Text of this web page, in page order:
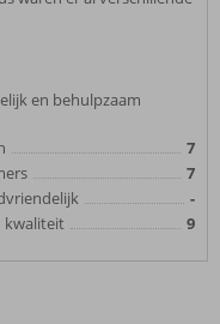
en behulpzaam
7
7
-
kwaliteit
9